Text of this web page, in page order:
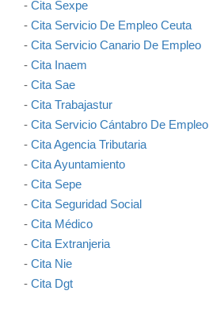
- Cita Sexpe
- Cita Servicio De Empleo Ceuta
- Cita Servicio Canario De Empleo
- Cita Inaem
- Cita Sae
- Cita Trabajastur
- Cita Servicio Cántabro De Empleo
- Cita Agencia Tributaria
- Cita Ayuntamiento
- Cita Sepe
- Cita Seguridad Social
- Cita Médico
- Cita Extranjeria
- Cita Nie
- Cita Dgt